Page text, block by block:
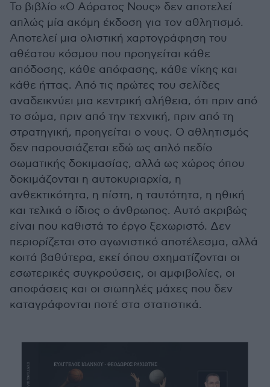
Το βιβλίο «Ο Αόρατος Νους» δεν αποτελεί
απλώς μία ακόμη έκδοση για τον αθλητισμό.
Αποτελεί μια ολιστική χαρτογράφηση του
αθέατου κόσμου που προηγείται κάθε
απόδοσης, κάθε απόφασης, κάθε νίκης και
κάθε ήττας. Από τις πρώτες του σελίδες
αναδεικνύει μια κεντρική αλήθεια, ότι πριν από
το σώμα, πριν από την τεχνική, πριν από τη
στρατηγική, προηγείται ο νους. Ο αθλητισμός
δεν παρουσιάζεται εδώ ως απλό πεδίο
σωματικής δοκιμασίας, αλλά ως χώρος όπου
δοκιμάζονται η αυτοκυριαρχία, η
ανθεκτικότητα, η πίστη, η ταυτότητα, η ηθική
και τελικά ο ίδιος ο άνθρωπος. Αυτό ακριβώς
είναι που καθιστά το έργο ξεχωριστό. Δεν
περιορίζεται στο αγωνιστικό αποτέλεσμα, αλλά
κοιτά βαθύτερα, εκεί όπου σχηματίζονται οι
εσωτερικές συγκρούσεις, οι αμφιβολίες, οι
αποφάσεις και οι σιωπηλές μάχες που δεν
καταγράφονται ποτέ στα στατιστικά.